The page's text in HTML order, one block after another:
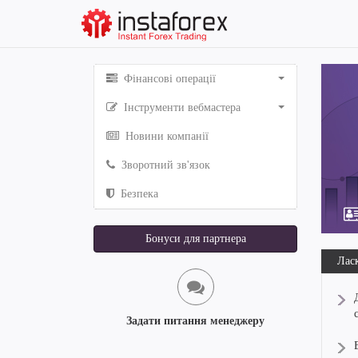
Фінансові операції
Інструменти вебмастера
Новини компанії
Зворотний зв'язок
Безпека
Бонуси для партнера
Задати питання менеджеру